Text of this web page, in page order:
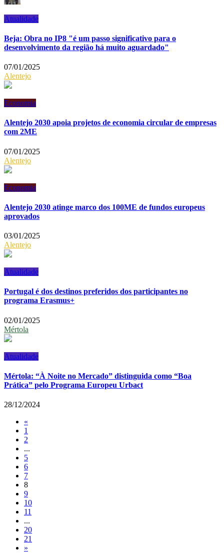
Atualidade
Beja: Obra no IP8 "é um passo significativo para o
desenvolvimento da região há muito aguardado"
07/01/2025
Alentejo
Economia
Alentejo 2030 apoia projetos de economia circular de empresas
com 2ME
07/01/2025
Alentejo
Economia
Alentejo 2030 atinge marco dos 100ME de fundos europeus
aprovados
03/01/2025
Alentejo
Atualidade
Portugal é dos destinos preferidos dos participantes no
programa Erasmus+
02/01/2025
Mértola
Atualidade
Mértola: “À Noite no Mercado” distinguida como “Boa
Prática” pelo Programa Europeu Urbact
28/12/2024
«
1
2
...
5
6
7
8
9
10
11
...
20
21
»